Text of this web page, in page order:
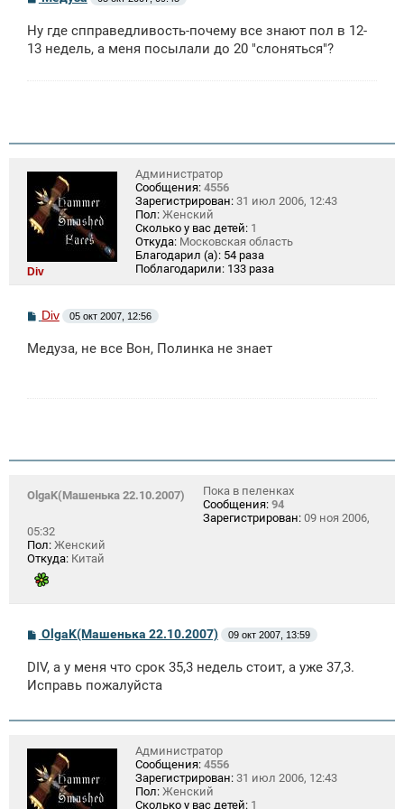
о
б
щ
Ну где спправедливость-почему все знают пол в 12-
13 недель, а меня посылали до 20 "слоняться"?
Div
Администратор
Сообщения: 4556
Зарегистрирован: 31 июл 2006, 12:43
Пол: Женский
Сколько у вас детей: 1
Откуда: Московская область
Благодарил (а): 54 раза
Поблагодарили: 133 раза
С
о
б
Div 05 окт 2007, 12:56
Медуза, не все Вон, Полинка не знает
OlgaK(Машенька 22.10.2007)
Пока в пеленках
Сообщения: 94
Зарегистрирован: 09 ноя 2006,
05:32
Пол: Женский
Откуда: Китай
С
б
щ
и
OlgaK(Машенька 22.10.2007) 09 окт 2007, 13:59
DIV, а у меня что срок 35,3 недель стоит, а уже 37,3.
Исправь пожалуйста
Администратор
Сообщения: 4556
Зарегистрирован: 31 июл 2006, 12:43
Пол: Женский
Сколько у вас детей: 1